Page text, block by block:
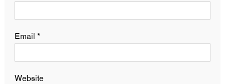
Email *
Website